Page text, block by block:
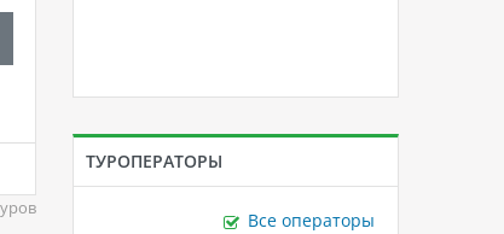
ТУРОПЕРАТОРЫ
Все операторы